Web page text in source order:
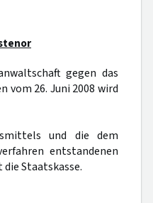
gegen das
vom 26. Juni 2008 wird
und die dem
entstandenen
Staatskasse.